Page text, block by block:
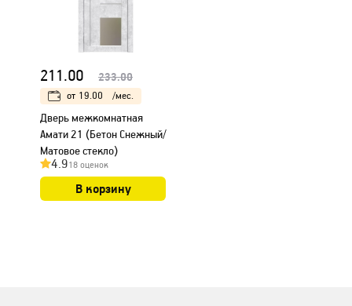
211.00 233.00
от 19.00 /мес.
Дверь межкомнатная
Амати 21 (Бетон Снежный/
Матовое стекло)
4.918 оценок
В корзину